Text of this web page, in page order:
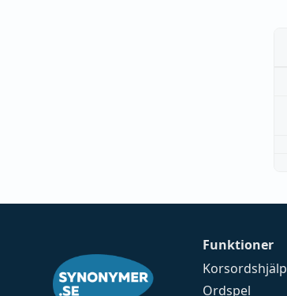
Funktioner
Korsordshjälp
Ordspel